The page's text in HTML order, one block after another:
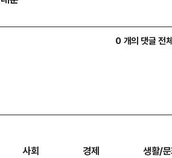
0 개의 댓글 전
사회 경제 생활/